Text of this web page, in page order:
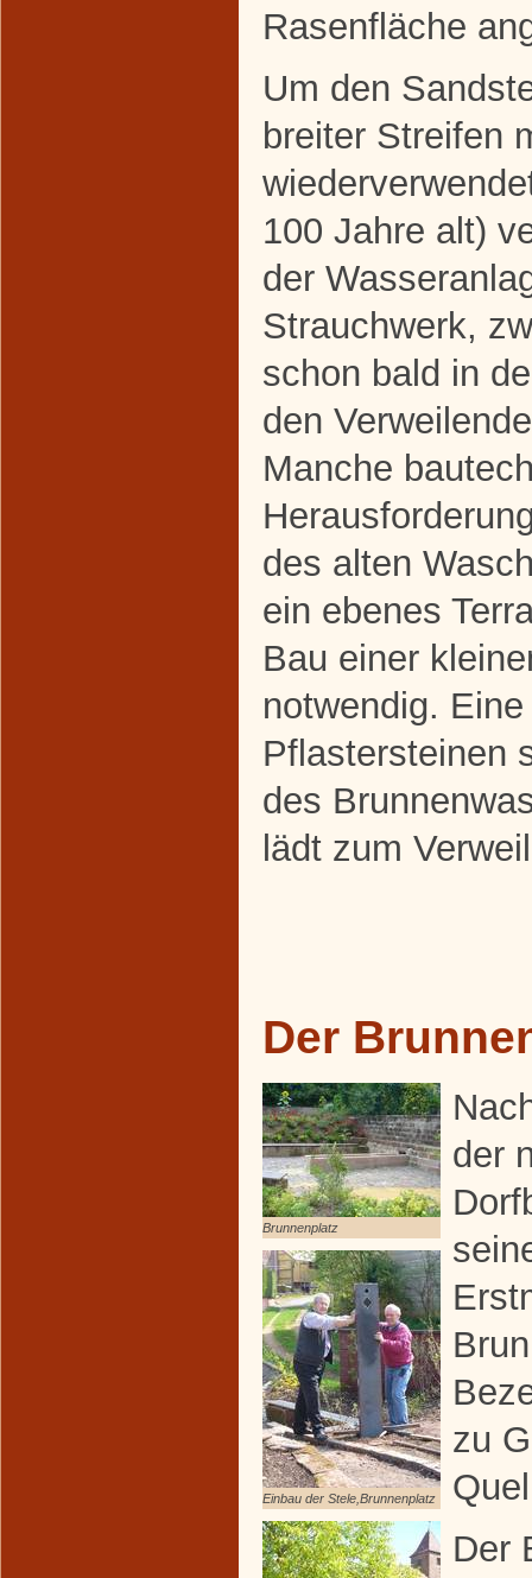
Rasenfläche
Um den
breiter Streifen
100 Jahre alt)
der
Strauchwerk,
schon bald in
den
Manche
des alten
ein ebenes
Bau einer
notwendig.
Pflastersteinen
des
lädt zum
Der
Brunnenplatz
Einbau der Stele,Brunnenplatz
der
zu
Der